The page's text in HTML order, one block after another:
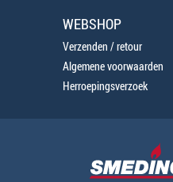
WEBSHOP
Verzenden / retour
Algemene voorwaarden
Herroepingsverzoek